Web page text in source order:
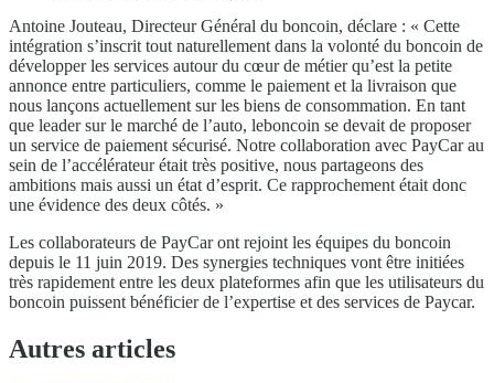
Antoine Jouteau, Directeur Général du boncoin, déclare : « Cette
intégration s’inscrit tout naturellement dans la volonté du boncoin de
développer les services autour du cœur de métier qu’est la petite
annonce entre particuliers, comme le paiement et la livraison que
nous lançons actuellement sur les biens de consommation. En tant
que leader sur le marché de l’auto, leboncoin se devait de proposer
un service de paiement sécurisé. Notre collaboration avec PayCar au
sein de l’accélérateur était très positive, nous partageons des
ambitions mais aussi un état d’esprit. Ce rapprochement était donc
une évidence des deux côtés. »
Les collaborateurs de PayCar ont rejoint les équipes du boncoin
depuis le 11 juin 2019. Des synergies techniques vont être initiées
très rapidement entre les deux plateformes afin que les utilisateurs du
boncoin puissent bénéficier de l’expertise et des services de Paycar.
Autres articles